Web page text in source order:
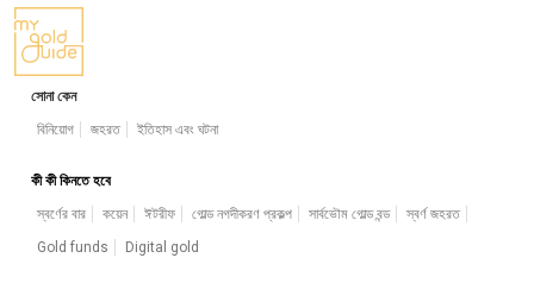
সোনা কেন
বিনিয়োগ
জহরত ইতিহাস এবং ঘটনা
কী কী কিনতে হবে
স্বর্ণের বার
কয়েন ঈটরীফ গোল্ড নগদীকরণ প্রকল্প সার্বভৌম গোল্ড বন্ড
স্বর্ণ জহরত
Gold funds
Digital gold